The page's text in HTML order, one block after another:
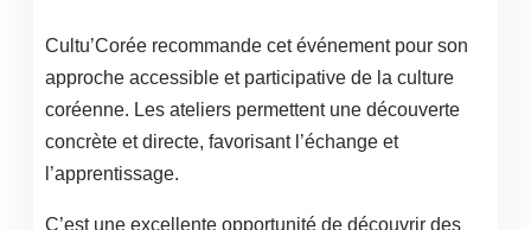
Cultu’Corée recommande cet événement pour son
approche accessible et participative de la culture
coréenne. Les ateliers permettent une découverte
concrète et directe, favorisant l’échange et
l’apprentissage.
C’est une excellente opportunité de découvrir des